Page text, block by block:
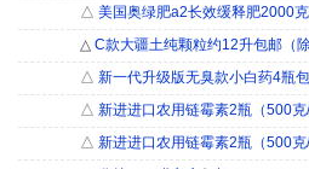
△ 美国奥绿肥a2长效缓释肥2000
△ C款大疆土纯颗粒约12升包邮（
△ 新一代升级版无臭款小白药4瓶
△ 新进进口农用链霉素2瓶（500
△ 新进进口农用链霉素2瓶（500